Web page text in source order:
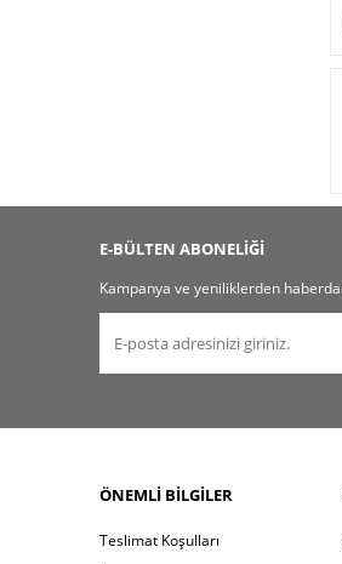
E-BÜLTEN ABONELİĞİ
Kampanya ve yeniliklerden
ÖNEMLI BILGILER
Teslimat Koşulları